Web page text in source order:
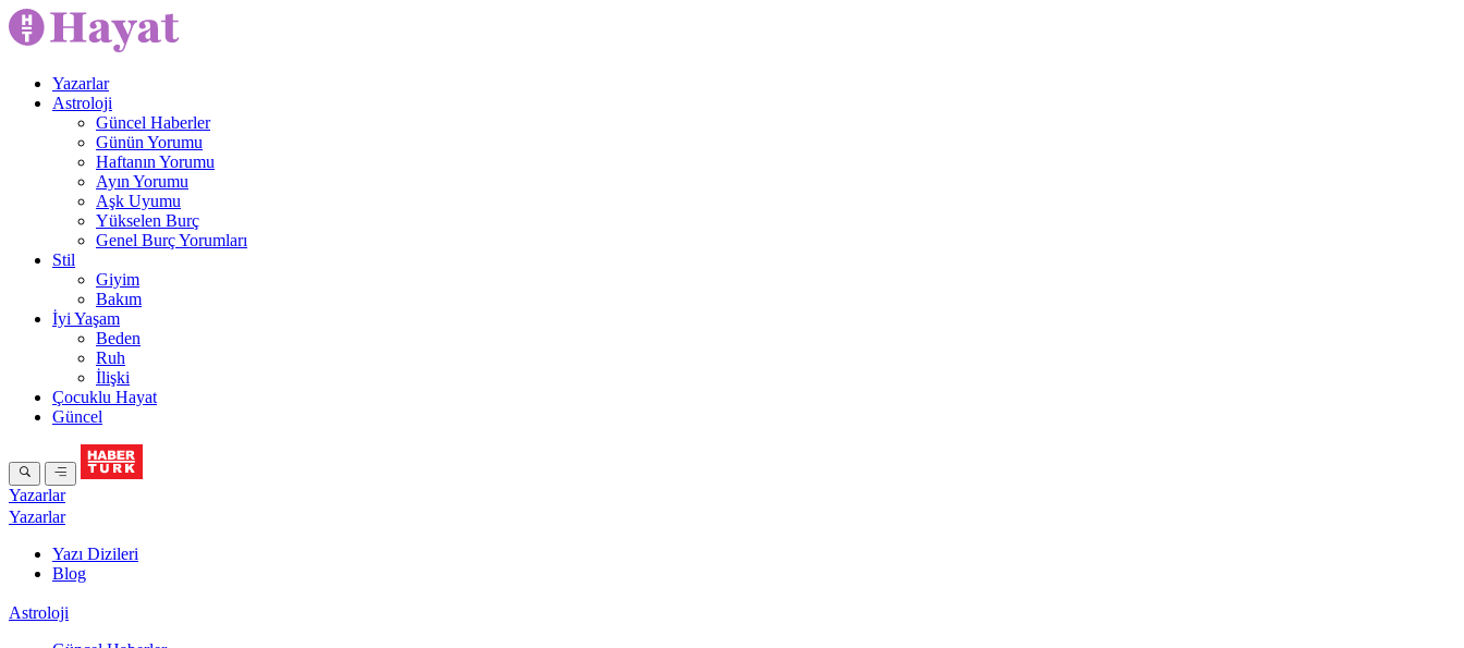
Yazarlar
Astroloji
Güncel Haberler
Günün Yorumu
Haftanın Yorumu
Ayın Yorumu
Aşk Uyumu
Yükselen Burç
Genel Burç Yorumları
Stil
Giyim
Bakım
İyi Yaşam
Beden
Ruh
İlişki
Çocuklu Hayat
Güncel
Yazarlar
Yazarlar
Yazı Dizileri
Blog
Astroloji